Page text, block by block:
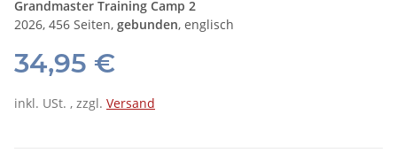
Grandmaster Training Camp 2
2026, 456 Seiten, gebunden, englisch
34,95 €
inkl. USt. , zzgl. Versand